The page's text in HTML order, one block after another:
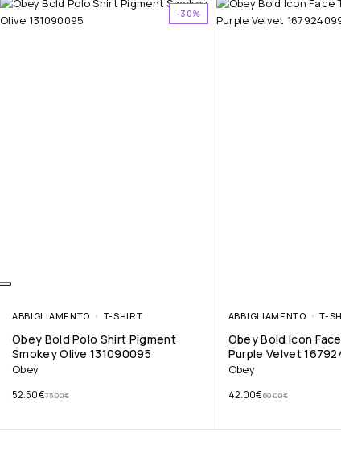
-30%
ABBIGLIAMENTO T-SHIRT
Obey Bold Polo Shirt Pigment
Smokey Olive 131090095
Obey
75.00€
52.50€
ABBIGLIAMENTO T-
Obey Bold Icon
Purple Velvet
Obey
60.00€
42.00€